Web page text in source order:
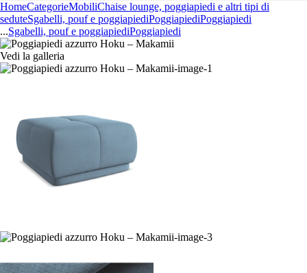
HomeCategorieMobiliChaise lounge, poggiapiedi e altri tipi di
seduteSgabelli, pouf e poggiapiediPoggiapiediPoggiapiedi
...Sgabelli, pouf e poggiapiediPoggiapiedi
Vedi la galleria